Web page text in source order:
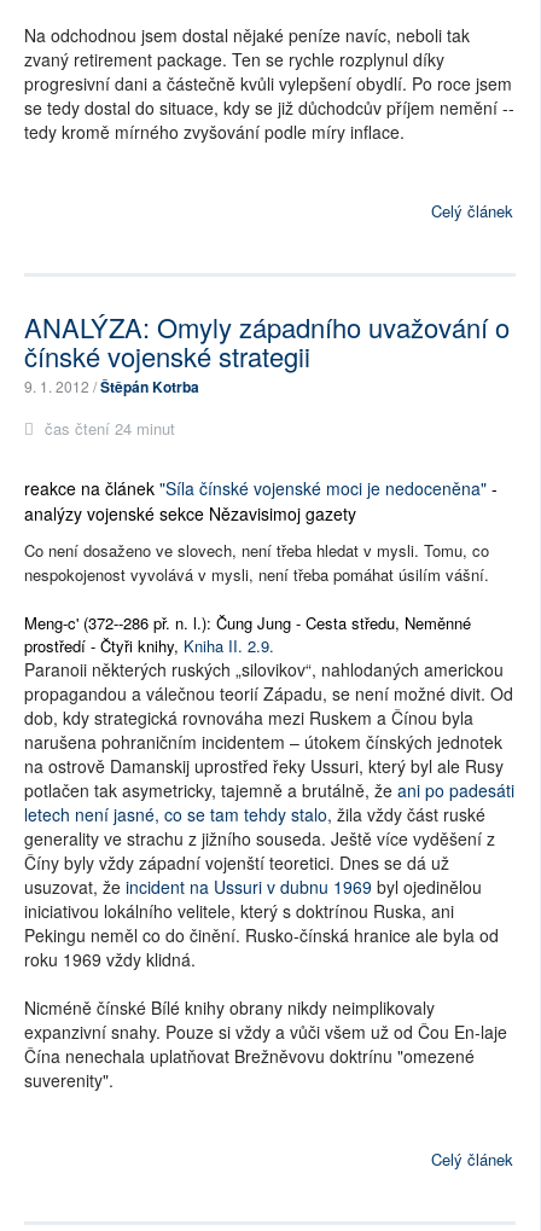
Na odchodnou jsem dostal nějaké peníze navíc, neboli tak
zvaný retirement package. Ten se rychle rozplynul díky
progresivní dani a částečně kvůli vylepšení obydlí. Po roce jsem
se tedy dostal do situace, kdy se již důchodcův příjem nemění --
tedy kromě mírného zvyšování podle míry inflace.
Celý článek
ANALÝZA: Omyly západního uvažování o
čínské vojenské strategii
9. 1. 2012 /Štěpán Kotrba
čas čtení 24 minut
reakce na článek "Síla čínské vojenské moci je nedoceněna" -
analýzy vojenské sekce Nězavisimoj gazety
Co není dosaženo ve slovech, není třeba hledat v mysli. Tomu, co
nespokojenost vyvolává v mysli, není třeba pomáhat úsilím vášní.
Meng-c' (372--286 př. n. l.): Čung Jung - Cesta středu, Neměnné
prostředí - Čtyři knihy, Kniha II. 2.9.
Paranoii některých ruských „silovikov“, nahlodaných americkou
propagandou a válečnou teorií Západu, se není možné divit. Od
dob, kdy strategická rovnováha mezi Ruskem a Čínou byla
narušena pohraničním incidentem – útokem čínských jednotek
na ostrově Damanskij uprostřed řeky Ussuri, který byl ale Rusy
potlačen tak asymetricky, tajemně a brutálně, že ani po padesáti
letech není jasné, co se tam tehdy stalo, žila vždy část ruské
generality ve strachu z jižního souseda. Ještě více vyděšení z
Číny byly vždy západní vojenští teoretici. Dnes se dá už
usuzovat, že incident na Ussuri v dubnu 1969 byl ojedinělou
iniciativou lokálního velitele, který s doktrínou Ruska, ani
Pekingu neměl co do činění. Rusko-čínská hranice ale byla od
roku 1969 vždy klidná.
Nicméně čínské Bílé knihy obrany nikdy neimplikovaly
expanzivní snahy. Pouze si vždy a vůči všem už od Čou En-laje
Čína nenechala uplatňovat Brežněvovu doktrínu "omezené
suverenity".
Celý článek